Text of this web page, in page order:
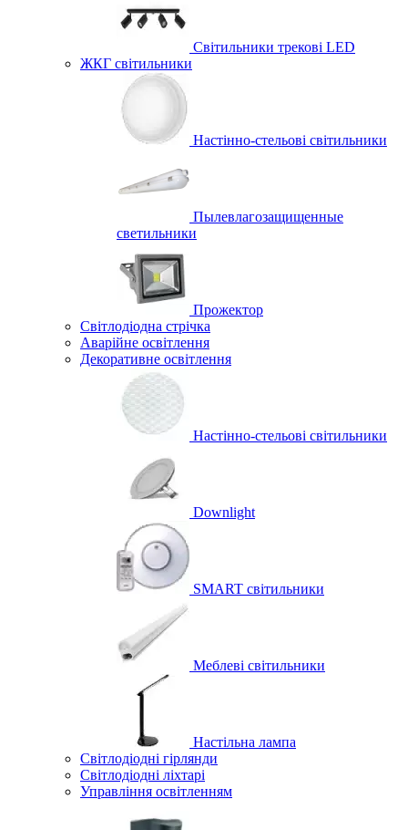
Світильники трекові LED
ЖКГ світильники
Настінно-стельові світильники
Пылевлагозащищенные
светильники
Прожектор
Світлодіодна стрічка
Аварійне освітлення
Декоративне освітлення
Настінно-стельові світильники
Downlight
SMART світильники
Меблеві світильники
Настільна лампа
Світлодіодні гірлянди
Світлодіодні ліхтарі
Управління освітленням